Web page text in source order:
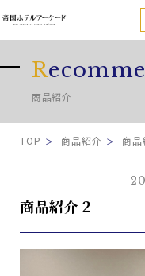
R
商品紹介
TOP 商品紹介 商品
商品紹介２